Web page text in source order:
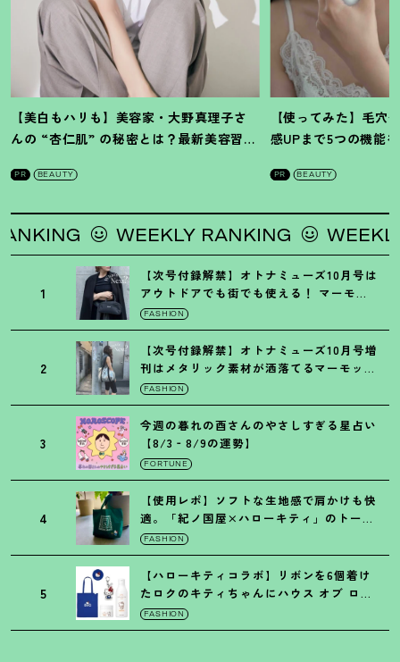
【美白もハリも】美容家・大野真理子さ
んの “杏仁肌” の秘密とは ？ 最新美容習慣
PR BEAUTY
【使ってみた】毛穴
感UPまで5つの機能
PR BEAUTY
WEEKLY RANKING WEEKLY
1
【次号付録解禁】オトナミューズ10月号は
アウトドアでも街でも使える ！ マーモッ
トの黒ショルダー
FASHION
2
【次号付録解禁】オトナミューズ10月号増
刊はメタリック素材が洒落てるマーモット
の保冷バッグ
FASHION
3
今週の暮れの酉さんのやさしすぎる星占い
【8/3‐8/9の運勢】
FORTUNE
4
【使用レポ】ソフトな生地感で肩かけも快
適。「紀ノ国屋×ハローキティ」のトート
がガシガシ使えて最高です
FASHION
5
【ハローキティコラボ】リボンを6個着け
たロクのキティちゃんにハウス オブ ロー
ゼの限定パケも
FASHION